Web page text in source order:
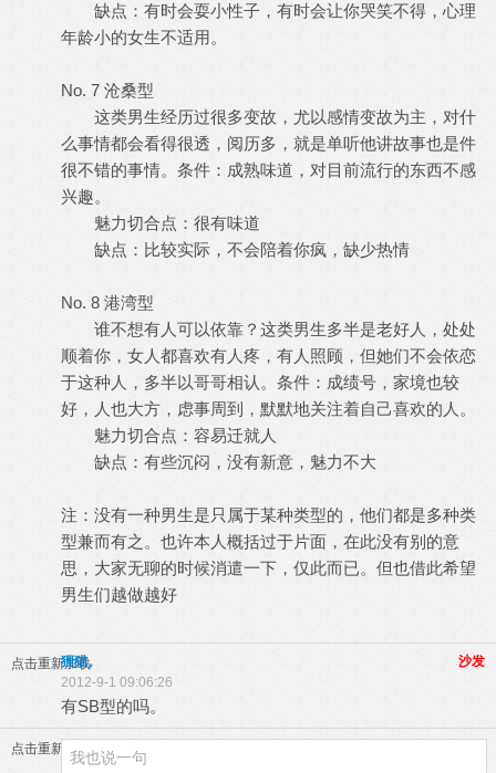
缺点：有时会耍小性子，有时会让你哭笑不得，心理
年龄小的女生不适用。
No. 7 沧桑型
这类男生经历过很多变故，尤以感情变故为主，对什
么事情都会看得很透，阅历多，就是单听他讲故事也是件
很不错的事情。条件：成熟味道，对目前流行的东西不感
兴趣。
魅力切合点：很有味道
缺点：比较实际，不会陪着你疯，缺少热情
No. 8 港湾型
谁不想有人可以依靠？这类男生多半是老好人，处处
顺着你，女人都喜欢有人疼，有人照顾，但她们不会依恋
于这种人，多半以哥哥相认。条件：成绩号，家境也较
好，人也大方，虑事周到，默默地关注着自己喜欢的人。
魅力切合点：容易迁就人
缺点：有些沉闷，没有新意，魅力不大
注：没有一种男生是只属于某种类型的，他们都是多种类
型兼而有之。也许本人概括过于片面，在此没有别的意
思，大家无聊的时候消遣一下，仅此而已。但也借此希望
男生们越做越好
点击重新加载 沙发
狸猫。
2012-9-1 09:06:26
有SB型的吗。
点击重新加载